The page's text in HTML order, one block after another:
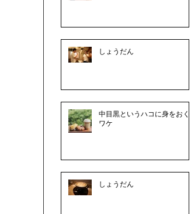
しょうだん
中目黒というハコに身をおく
ワケ
しょうだん